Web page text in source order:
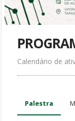
Calendário de
Palestra